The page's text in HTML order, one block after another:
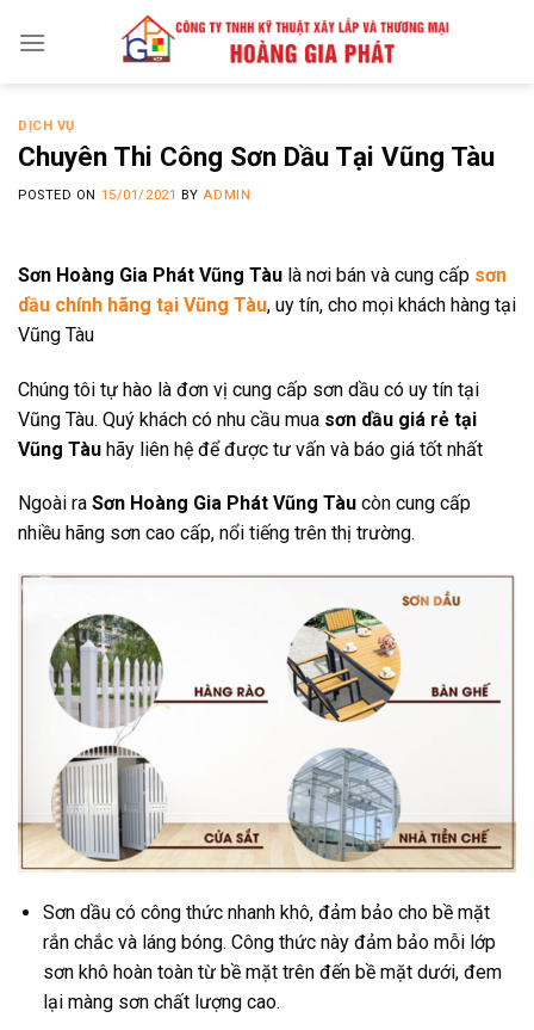
DỊCH VỤ
Chuyên Thi Công Sơn Dầu Tại Vũng Tàu
POSTED ON 15/01/2021 BYADMIN
Sơn Hoàng Gia Phát Vũng Tàu là nơi bán và cung cấp sơn
dầu chính hãng tại Vũng Tàu, uy tín, cho mọi khách hàng tại
Vũng Tàu
Chúng tôi tự hào là đơn vị cung cấp sơn dầu có uy tín tại
Vũng Tàu. Quý khách có nhu cầu mua sơn dầu giá rẻ tại
Vũng Tàu hãy liên hệ để được tư vấn và báo giá tốt nhất
Ngoài ra Sơn Hoàng Gia Phát Vũng Tàu còn cung cấp
nhiều hãng sơn cao cấp, nổi tiếng trên thị trường.
Sơn dầu có công thức nhanh khô, đảm bảo cho bề mặt
rắn chắc và láng bóng. Công thức này đảm bảo mỗi lớp
sơn khô hoàn toàn từ bề mặt trên đến bề mặt dưới, đem
lại màng sơn chất lượng cao.